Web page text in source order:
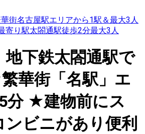
街名古屋駅エリアから1駅＆最大3人
寄り駅太閤通駅徒歩2分最大3人
下鉄太閤通駅で
華街「名駅」エ
分 ★建物前にス
ンビニがあり便利